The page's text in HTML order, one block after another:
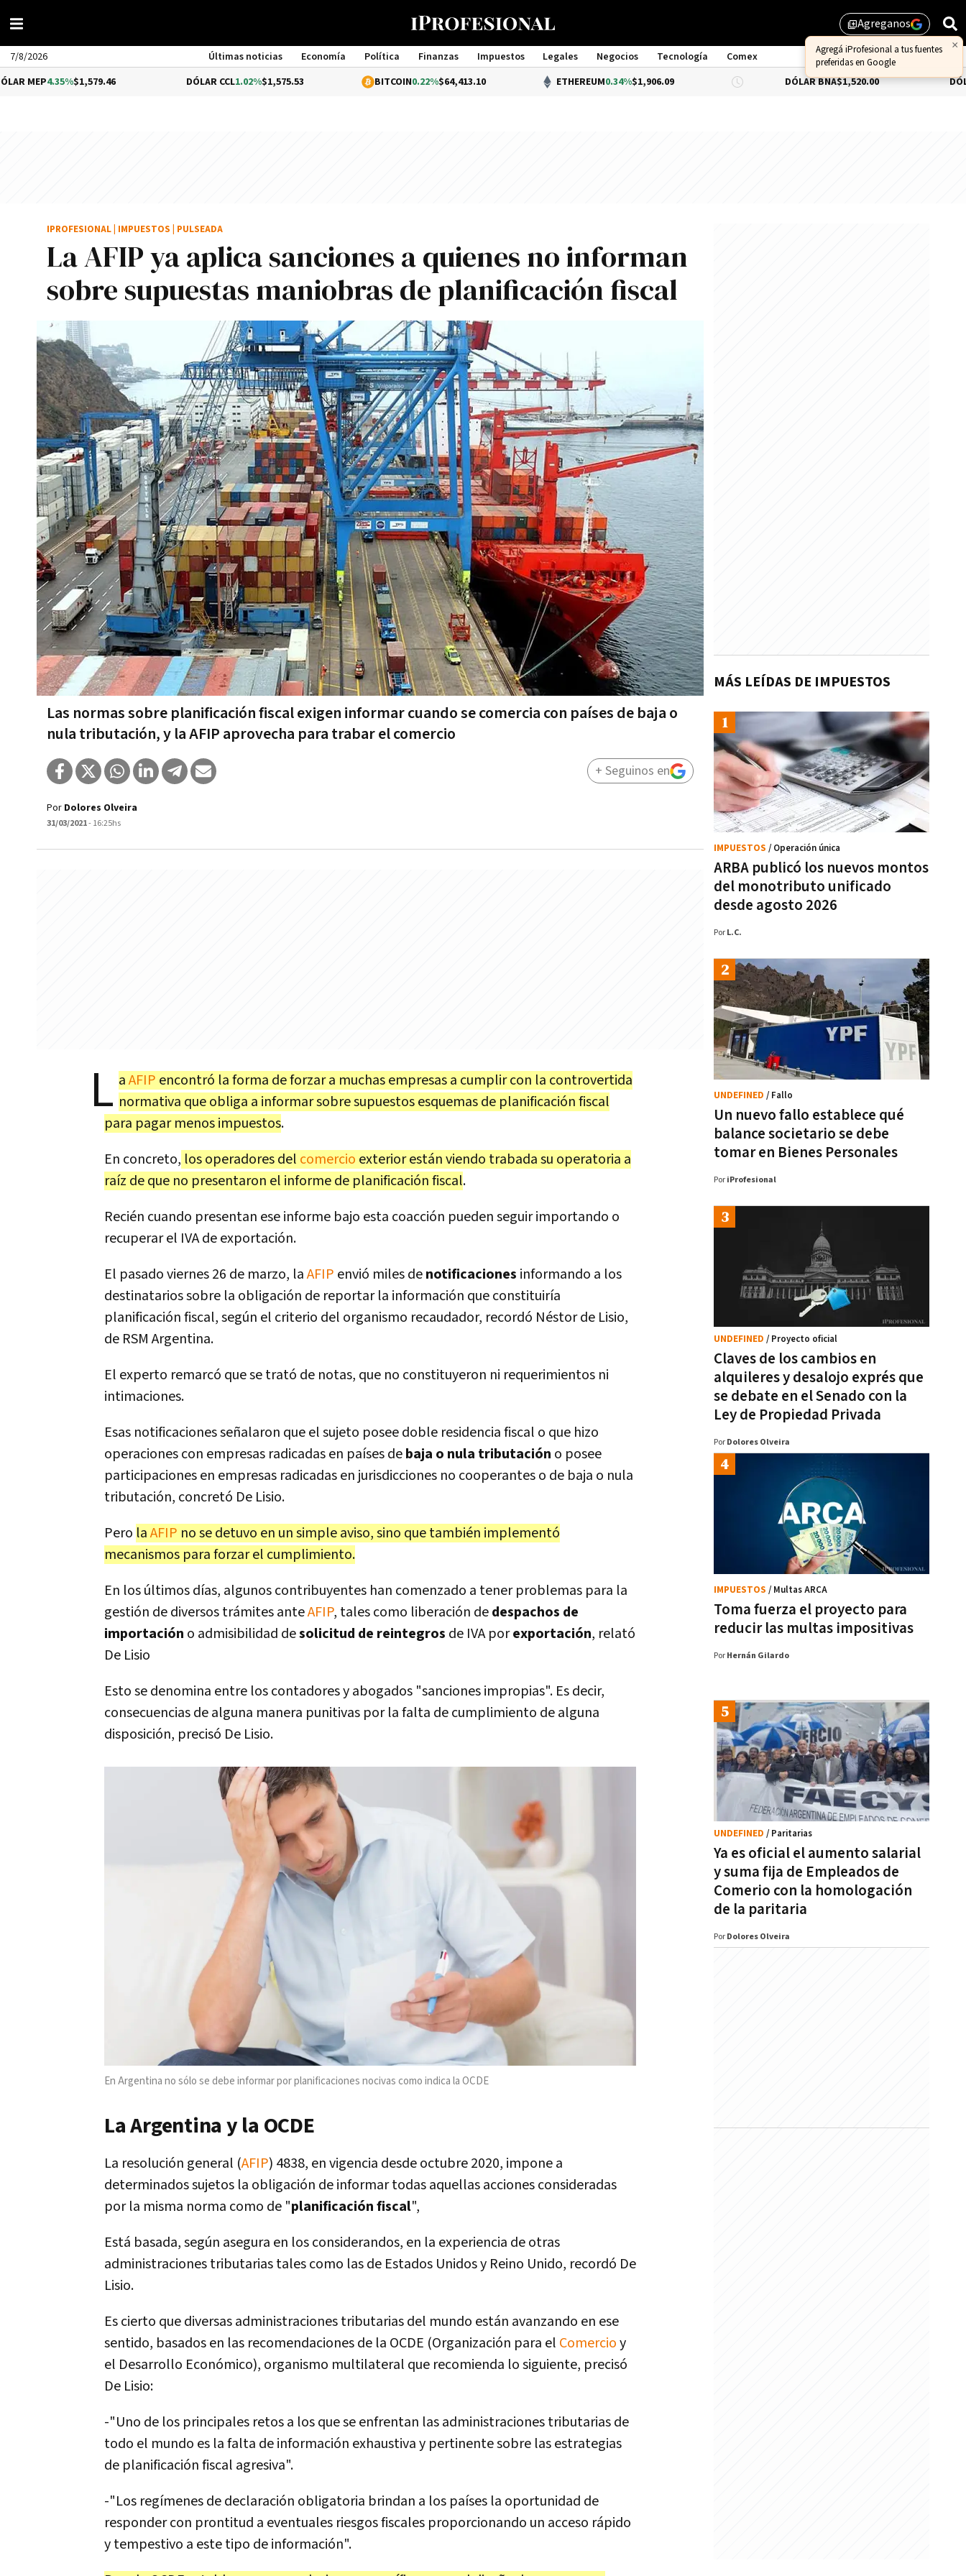
library_addAgreganos
7/8/2026 Últimas noticias Economía Política Finanzas Impuestos Legales Negocios Tecnología
Comex
Management
$1,579.46 1.02%$1,575.53 0.22%$64,413.10 ETHEREUM0.34%$1,906.09 DÓLAR BNA $1,520.00 DÓLAR BLUE-
La AFIP ya aplica sanciones a quienes no informan
sobre supuestas maniobras de planificación fiscal
Las normas sobre planificación fiscal exigen informar cuando se comercia con países de baja o
nula tributación, y la AFIP aprovecha para trabar el comercio
IPROFESIONAL IMPUESTOS PULSEADA
Por Dolores Olveira
31/03/2021- 16:25hs
+ Seguinos en
L aAFIP encontró la forma de forzar a muchas empresas a cumplir con la controvertida
normativa que obliga a informar sobre supuestos esquemas de planificación fiscal
para pagar menos impuestos.
En concreto, los operadores del comercio exterior están viendo trabada su operatoria a
raíz de que no presentaron el informe de planificación fiscal.
Recién cuando presentan ese informe bajo esta coacción pueden seguir importando o
recuperar el IVA de exportación.
El pasado viernes 26 de marzo, laAFIP envió miles denotificaciones informando a los
destinatarios sobre la obligación de reportar la información que constituiría
planificación fiscal, según el criterio del organismo recaudador, recordó Néstor de Lisio,
de RSM Argentina.
El experto remarcó que se trató de notas, que no constituyeron ni requerimientos ni
intimaciones.
Esas notificaciones señalaron que el sujeto posee doble residencia fiscal o que hizo
operaciones con empresas radicadas en países debaja o nula tributación o posee
participaciones en empresas radicadas en jurisdicciones no cooperantes o de baja o nula
tributación, concretó De Lisio.
Pero laAFIP no se detuvo en un simple aviso, sino que también implementó
mecanismos para forzar el cumplimiento.
En los últimos días, algunos contribuyentes han comenzado a tener problemas para la
gestión de diversos trámites anteAFIP, tales como liberación dedespachos de
importación o admisibilidad desolicitud de reintegros de IVA porexportación, relató
De Lisio
Esto se denomina entre los contadores y abogados "sanciones impropias". Es decir,
consecuencias de alguna manera punitivas por la falta de cumplimiento de alguna
disposición, precisó De Lisio.
En Argentina no sólo se debe informar por planificaciones nocivas como indica la OCDE
La Argentina y la OCDE
La resolución general (AFIP) 4838, en vigencia desde octubre 2020, impone a
determinados sujetos la obligación de informar todas aquellas acciones consideradas
por la misma norma como de "planificación fiscal",
Está basada, según asegura en los considerandos, en la experiencia de otras
administraciones tributarias tales como las de Estados Unidos y Reino Unido, recordó De
Lisio.
Es cierto que diversas administraciones tributarias del mundo están avanzando en ese
sentido, basados en las recomendaciones de la OCDE (Organización para el Comercioy
el Desarrollo Económico), organismo multilateral que recomienda lo siguiente, precisó
De Lisio:
-"Uno de los principales retos a los que se enfrentan las administraciones tributarias de
todo el mundo es la falta de información exhaustiva y pertinente sobre las estrategias
de planificación fiscal agresiva".
-"Los regímenes de declaración obligatoria brindan a los países la oportunidad de
responder con prontitud a eventuales riesgos fiscales proporcionando un acceso rápido
y tempestivo a este tipo de información".
MÁS LEÍDAS DE IMPUESTOS
ARBA publicó los nuevos montos
del monotributo unificado
desde agosto 2026
IMPUESTOS / Operación única
Por L.C.
Un nuevo fallo establece qué
balance societario se debe
tomar en Bienes Personales
UNDEFINED / Fallo
Por iProfesional
Claves de los cambios en
alquileres y desalojo exprés que
se debate en el Senado con la
Ley de Propiedad Privada
UNDEFINED / Proyecto oficial
Por Dolores Olveira
Toma fuerza el proyecto para
reducir las multas impositivas
IMPUESTOS / Multas ARCA
Por Hernán Gilardo
Ya es oficial el aumento salarial
y suma fija de Empleados de
Comerio con la homologación
de la paritaria
UNDEFINED / Paritarias
Por Dolores Olveira